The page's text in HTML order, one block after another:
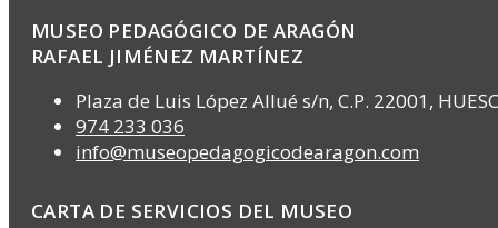
MUSEO PEDAGÓGICO DE ARAGÓN
RAFAEL JIMÉNEZ MARTÍNEZ
Plaza de Luis López Allué s/n, C.P. 22001,
974 233 036
info@museopedagogicodearagon.com
CARTA DE SERVICIOS DEL MUSEO